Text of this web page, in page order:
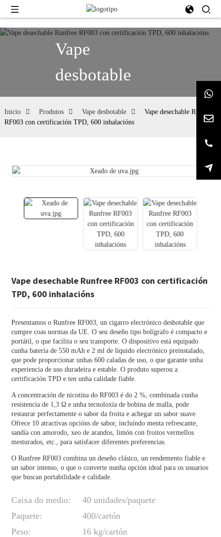
Vape
desbotable
Inicio Produtos Vape desbotable
Vape desechable Runfree
RF003 con certificación TPD, 600 inhalacións
Vape desechable Runfree RF003 con certificación
TPD, 600 inhalacións
Presentamos o Runfree RF003, un cigarro electrónico desbotable que
cumpre coas normas da UE. O seu deseño tipo bolígrafo é compacto e
portátil, o que facilita o seu transporte. O dispositivo está equipado
cunha batería de 550 mAh e 2 ml de líquido electrónico preinstalado,
que pode proporcionar unhas 600 caladas de uso, o que garante unha
experiencia de uso duradeira e estable. O produto superou a
certificación TPD e ten unha calidade fiable.
A concentración de nicotina do RF003 é do 2 %, combinada cunha
resistencia de 1,3 Ω e unha tecnoloxía de bobina de malla, pode
restaurar perfectamente o sabor da froita e achegar un sabor suave.
Ofrece 10 atractivas opcións de sabor, incluíndo menta refrescante,
sandía con amorodo, xeo de arandos, limón con froitos vermellos
mesturados, etc., para satisfacer diferentes preferencias.
O Runfree RF003 combina un deseño clásico, un rendemento fiable e
un sabor intenso, o que o converte nunha opción ideal para os usuarios
que buscan portabilidade e calidade.
Caixa do medio:
40 unidades/paquete
Paquete:
400/cartón
Peso:
16 kg/cartón